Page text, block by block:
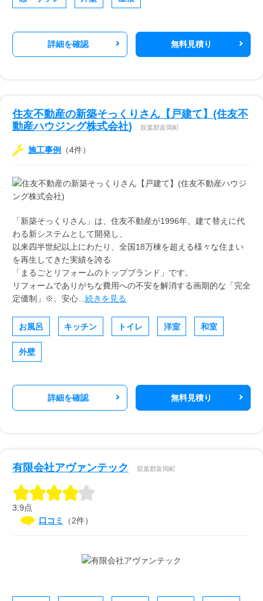
詳細を確認 無料見積り
住友不動産の新築そっくりさん【戸建て】(住友不
動産ハウジング株式会社)
双葉郡富岡町
施工事例 （4件）
「新築そっくりさん」は、住友不動産が1996年、建て替えに代
わる新システムとして開発し、
以来四半世紀以上にわたり、全国18万棟を超える様々な住まい
を再生してきた実績を誇る
「まるごとリフォームのトップブランド」です。
リフォームでありがちな費用への不安を解消する画期的な「完全
定価制」※、安心... 続きを見る
お風呂 キッチン トイレ 洋室 和室
外壁
詳細を確認 無料見積り
有限会社アヴァンテック 双葉郡富岡町
3.9点
口コミ
（2件）